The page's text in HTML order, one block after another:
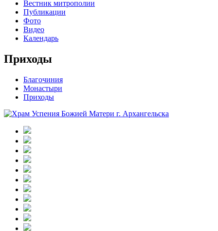
Вестник митрополии
Публикации
Фото
Видео
Календарь
Приходы
Благочиния
Монастыри
Приходы